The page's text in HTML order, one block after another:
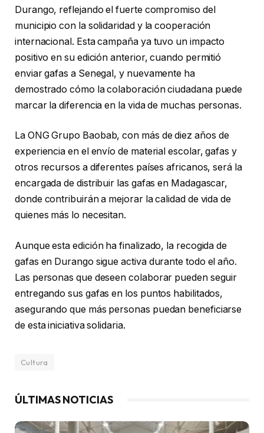
Durango, reflejando el fuerte compromiso del
municipio con la solidaridad y la cooperación
internacional. Esta campaña ya tuvo un impacto
positivo en su edición anterior, cuando permitió
enviar gafas a Senegal, y nuevamente ha
demostrado cómo la colaboración ciudadana puede
marcar la diferencia en la vida de muchas personas.
La ONG Grupo Baobab, con más de diez años de
experiencia en el envío de material escolar, gafas y
otros recursos a diferentes países africanos, será la
encargada de distribuir las gafas en Madagascar,
donde contribuirán a mejorar la calidad de vida de
quienes más lo necesitan.
Aunque esta edición ha finalizado, la recogida de
gafas en Durango sigue activa durante todo el año.
Las personas que deseen colaborar pueden seguir
entregando sus gafas en los puntos habilitados,
asegurando que más personas puedan beneficiarse
de esta iniciativa solidaria.
Cultura
ÚLTIMAS NOTICIAS